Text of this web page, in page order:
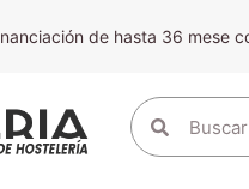
de hasta 36 mese